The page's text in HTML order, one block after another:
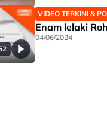
VIDEO TERKINI &
Enam lelaki
04/06/2024